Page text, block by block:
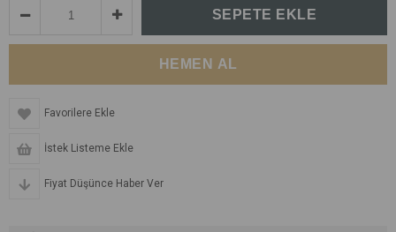
Favorilere Ekle
İstek Listeme Ekle
Fiyat Düşünce Haber Ver